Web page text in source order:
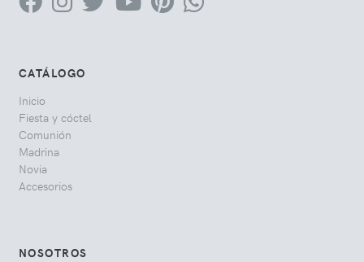
CATÁLOGO
Inicio
Fiesta y cóctel
Comunión
Madrina
Novia
Accesorios
NOSOTROS